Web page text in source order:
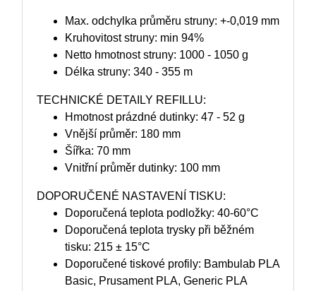
Max. odchylka průměru struny: +-0,019 mm
Kruhovitost struny: min 94%
Netto hmotnost struny: 1000 - 1050 g
Délka struny: 340 - 355 m
TECHNICKÉ DETAILY REFILLU:
Hmotnost prázdné dutinky: 47 - 52 g
Vnější průměr: 180 mm
Šířka: 70 mm
Vnitřní průměr dutinky: 100 mm
DOPORUČENÉ NASTAVENÍ TISKU:
Doporučená teplota podložky: 40-60°C
Doporučená teplota trysky při běžném
tisku: 215 ± 15°C
Doporučené tiskové profily: Bambulab PLA
Basic, Prusament PLA, Generic PLA